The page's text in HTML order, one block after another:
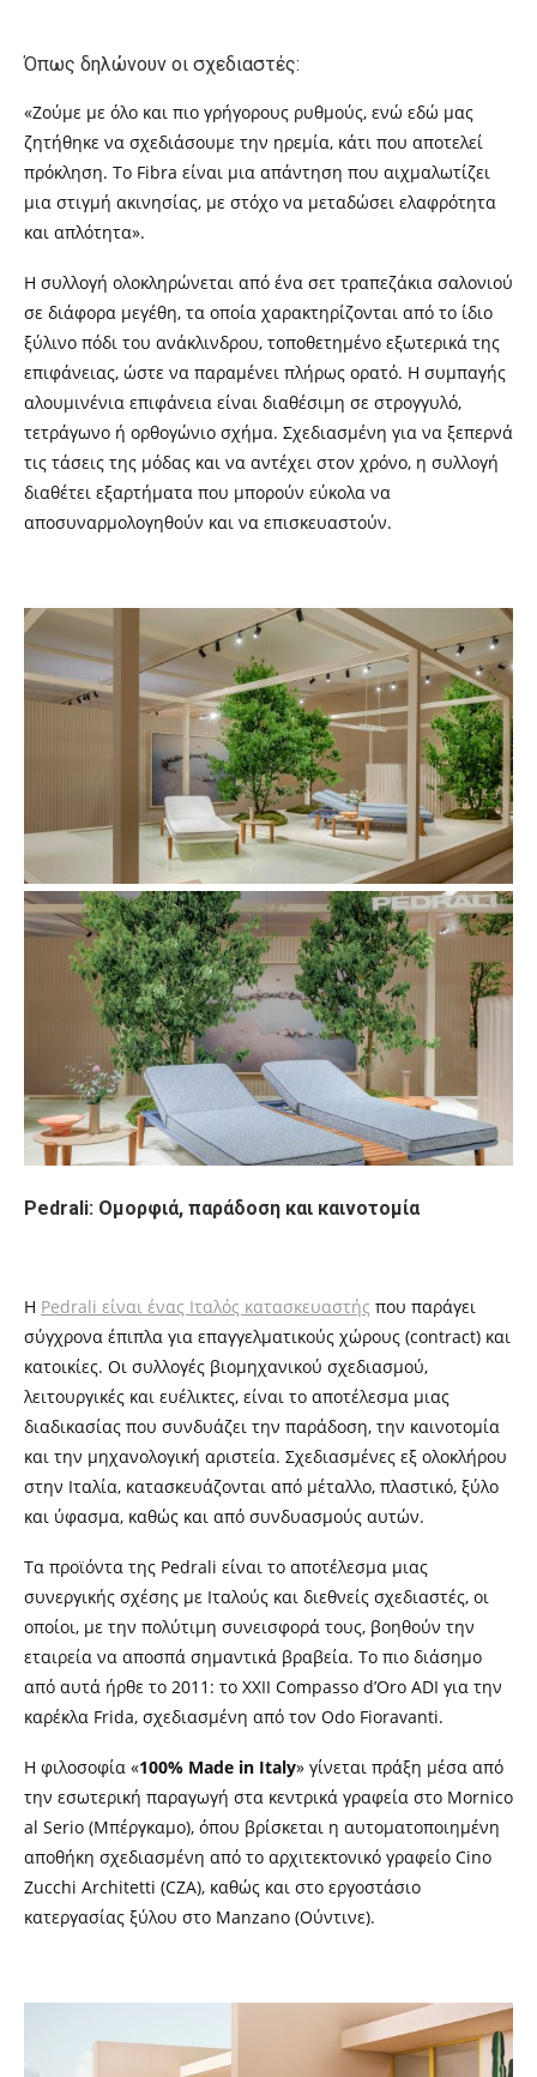
Όπως δηλώνουν οι σχεδιαστές:
«Ζούμε με όλο και πιο γρήγορους ρυθμούς, ενώ εδώ μας
ζητήθηκε να σχεδιάσουμε την ηρεμία, κάτι που αποτελεί
πρόκληση. Το Fibra είναι μια απάντηση που αιχμαλωτίζει
μια στιγμή ακινησίας, με στόχο να μεταδώσει ελαφρότητα
και απλότητα».
Η συλλογή ολοκληρώνεται από ένα σετ τραπεζάκια σαλονιού
σε διάφορα μεγέθη, τα οποία χαρακτηρίζονται από το ίδιο
ξύλινο πόδι του ανάκλινδρου, τοποθετημένο εξωτερικά της
επιφάνειας, ώστε να παραμένει πλήρως ορατό. Η συμπαγής
αλουμινένια επιφάνεια είναι διαθέσιμη σε στρογγυλό,
τετράγωνο ή ορθογώνιο σχήμα. Σχεδιασμένη για να ξεπερνά
τις τάσεις της μόδας και να αντέχει στον χρόνο, η συλλογή
διαθέτει εξαρτήματα που μπορούν εύκολα να
αποσυναρμολογηθούν και να επισκευαστούν.
Pedrali: Ομορφιά, παράδοση και καινοτομία
Η Pedrali είναι ένας Ιταλός κατασκευαστής που παράγει
σύγχρονα έπιπλα για επαγγελματικούς χώρους (contract) και
κατοικίες. Οι συλλογές βιομηχανικού σχεδιασμού,
λειτουργικές και ευέλικτες, είναι το αποτέλεσμα μιας
διαδικασίας που συνδυάζει την παράδοση, την καινοτομία
και την μηχανολογική αριστεία. Σχεδιασμένες εξ ολοκλήρου
στην Ιταλία, κατασκευάζονται από μέταλλο, πλαστικό, ξύλο
και ύφασμα, καθώς και από συνδυασμούς αυτών.
Τα προϊόντα της Pedrali είναι το αποτέλεσμα μιας
συνεργικής σχέσης με Ιταλούς και διεθνείς σχεδιαστές, οι
οποίοι, με την πολύτιμη συνεισφορά τους, βοηθούν την
εταιρεία να αποσπά σημαντικά βραβεία. Το πιο διάσημο
από αυτά ήρθε το 2011: το XXII Compasso d’Oro ADI για την
καρέκλα Frida, σχεδιασμένη από τον Odo Fioravanti.
Η φιλοσοφία «100% Made in Italy» γίνεται πράξη μέσα από
την εσωτερική παραγωγή στα κεντρικά γραφεία στο Mornico
al Serio (Μπέργκαμο), όπου βρίσκεται η αυτοματοποιημένη
αποθήκη σχεδιασμένη από το αρχιτεκτονικό γραφείο Cino
Zucchi Architetti (CZA), καθώς και στο εργοστάσιο
κατεργασίας ξύλου στο Manzano (Ούντινε).